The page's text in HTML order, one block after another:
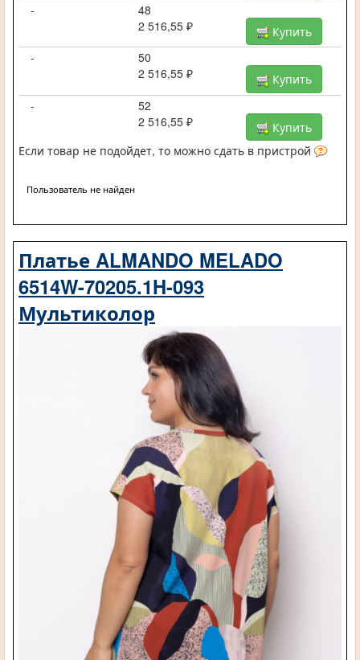
-
48
2 516,55 ₽
Купить
-
50
2 516,55 ₽
Купить
-
52
2 516,55 ₽
Купить
Если товар не подойдет, то можно сдать в пристрой
Пользователь не найден
Платье ALMANDO MELADO
6514W-70205.1H-093
Мультиколор